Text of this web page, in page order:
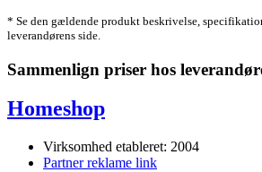
* Se den gældende produkt beskrivelse,
leverandørens side.
Sammenlign priser hos
Homeshop
Virksomhed etableret: 2004
Partner reklame link